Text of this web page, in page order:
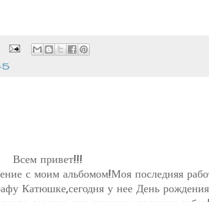
Всем привет!!!
с моим альбомом!Моя последняя
Катюшке,сегодня у нее День